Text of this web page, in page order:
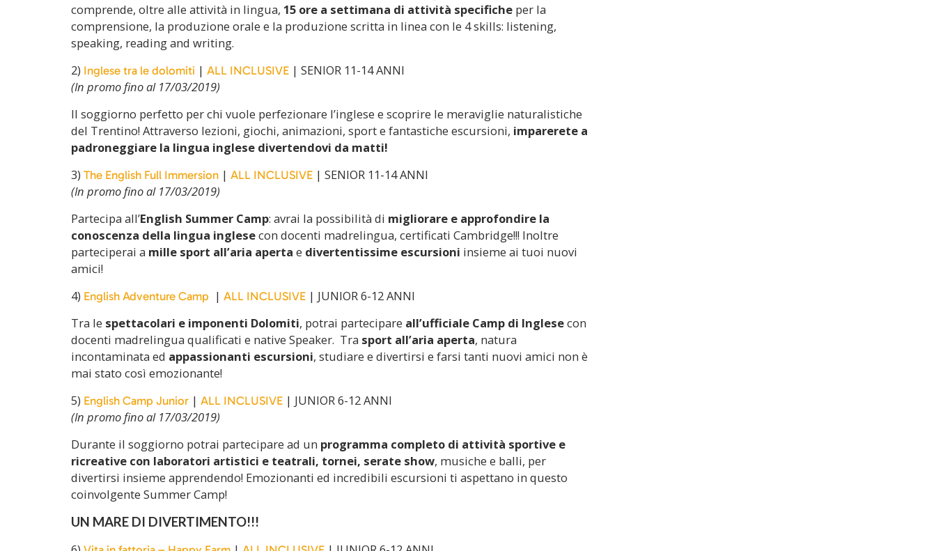
comprende, oltre alle attività in lingua, 15 ore a settimana di attività specifiche per la
comprensione, la produzione orale e la produzione scritta in linea con le 4 skills: listening,
speaking, reading and writing.
2) Inglese tra le dolomiti | ALL INCLUSIVE | SENIOR 11-14 ANNI
(In promo fino al 17/03/2019)
Il soggiorno perfetto per chi vuole perfezionare l’inglese e scoprire le meraviglie naturalistiche
del Trentino! Attraverso lezioni, giochi, animazioni, sport e fantastiche escursioni, imparerete a
padroneggiare la lingua inglese divertendovi da matti!
3) The English Full Immersion | ALL INCLUSIVE | SENIOR 11-14 ANNI
(In promo fino al 17/03/2019)
Partecipa all’English Summer Camp: avrai la possibilità di migliorare e approfondire la
conoscenza della lingua inglesecon docenti madrelingua, certificati Cambridge!!! Inoltre
parteciperai a mille sport all’aria aperta e divertentissime escursioni insieme ai tuoi nuovi
amici!
4) English Adventure Camp | ALL INCLUSIVE | JUNIOR 6-12 ANNI
Tra le spettacolari e imponenti Dolomiti, potrai partecipare all’ufficiale Camp di Inglesecon
docenti madrelingua qualificati e native Speaker. Tra sport all’aria aperta, natura
incontaminata ed appassionanti escursioni, studiare e divertirsi e farsi tanti nuovi amici non è
mai stato così emozionante!
5) English Camp Junior | ALL INCLUSIVE | JUNIOR 6-12 ANNI
(In promo fino al 17/03/2019)
Durante il soggiorno potrai partecipare ad un programma completo di attività sportive e
ricreative con laboratori artistici e teatrali, tornei, serate show, musiche e balli, per
divertirsi insieme apprendendo! Emozionanti ed incredibili escursioni ti aspettano in questo
coinvolgente Summer Camp!
UN MARE DI DIVERTIMENTO!!!